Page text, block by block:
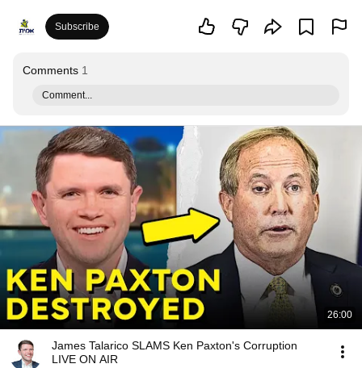
Subscribe
Comments 1
Comment...
26:00
James Talarico SLAMS Ken Paxton's Corruption
LIVE ON AIR